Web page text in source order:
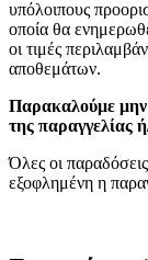
υπόλοιπους
οποία θα
οι τιμές
αποθεμάτων.
Παρακαλούμε μην
της παραγγελίας
Όλες οι
εξοφλημένη η